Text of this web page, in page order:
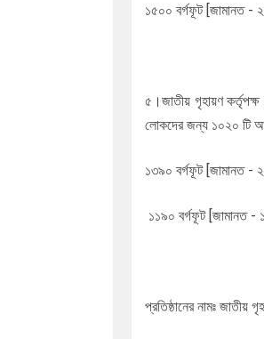
১৫০০ বর্গফূট [জামানত -
৫।জাতীয় গৃহায়ণ কর্তৃপক্ষ
লোকদের জন্য ১০২০ টি
১৩৯০ বর্গফূট [জামানত -
১১৯০ বর্গফূট [জামানত -
প্রতিষ্ঠানের নামঃ জাতীয়